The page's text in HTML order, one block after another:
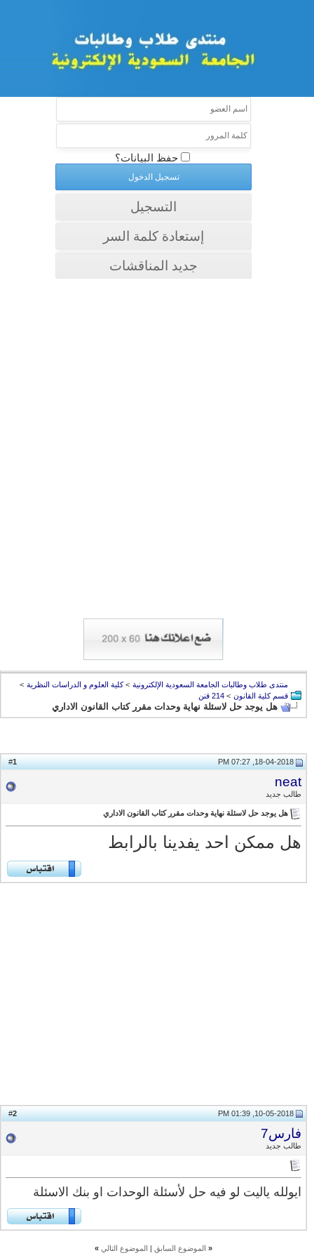
حفظ البيانات؟
التسجيل
إستعادة كلمة السر
جديد المناقشات
منتدى طلاب وطالبات الجامعة السعودية الإلكترونية > كلية العلوم و الدراسات النظرية >
قسم كلية القانون > 214 قنن
هل يوجد حل لاسئلة نهاية وحدات مقرر كتاب القانون الاداري
18-04-2018, 07:27 PM
neat
طالب جديد
هل يوجد حل لاسئلة نهاية وحدات مقرر كتاب القانون الاداري
هل ممكن احد يفدينا بالرابط
10-05-2018, 01:39 PM
فارس7
طالب جديد
ايولله ياليت لو فيه حل لأسئلة الوحدات او بنك الاسئلة
الموضوع السابق| الموضوع التالي »